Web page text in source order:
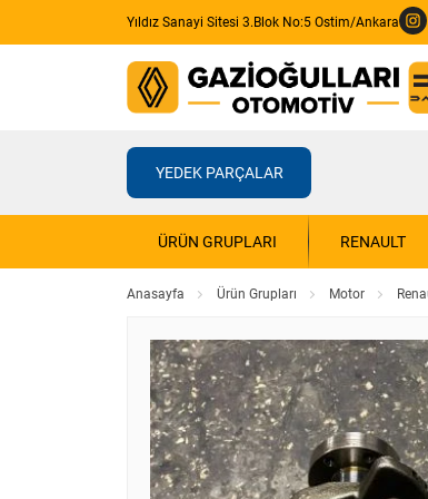
Yıldız Sanayi Sitesi 3.Blok No:5 Ostim/Ankara
YEDEK PARÇALAR
ÜRÜN GRUPLARI RENAULT
Anasayfa Ürün Grupları Motor